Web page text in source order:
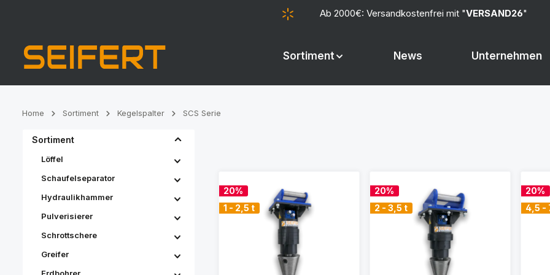
Ab 2000€: Versandkostenfrei mit "VERSAND26"
Sortiment News Unternehmen
Home Sortiment Kegelspalter SCS Serie
Sortiment
Löffel
Schaufelseparator
Hydraulikhammer
Pulverisierer
Schrottschere
Greifer
20%
1 - 2,5 t
20%
2 - 3,5 t
20%
4,5 -